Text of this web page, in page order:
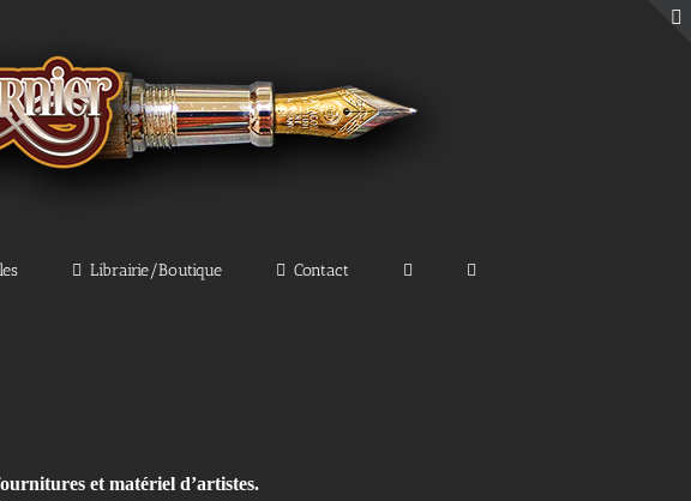
Librairie/Boutique Contact
et matériel d’artistes.